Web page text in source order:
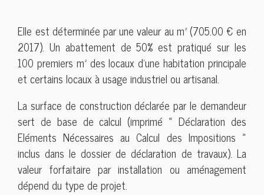
Elle est déterminée par une valeur au m² (705.00 € en
2017). Un abattement de 50% est pratiqué sur les
100 premiers m² des locaux d’une habitation principale
et certains locaux à usage industriel ou artisanal.
La surface de construction déclarée par le demandeur
sert de base de calcul (imprimé « Déclaration des
Eléments Nécessaires au Calcul des Impositions »
inclus dans le dossier de déclaration de travaux). La
valeur forfaitaire par installation ou aménagement
dépend du type de projet.